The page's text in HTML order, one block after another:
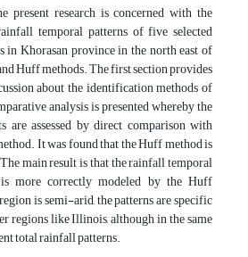
present research is concerned with the
temporal patterns of five selected
in Khorasan province in the north east of
Huff methods. The first section provides
about the identification methods of
analysis is presented whereby the
are assessed by direct comparison with
It was found that the Huff method is
main result is that the rainfall temporal
more correctly modeled by the Huff
is semi-arid, the patterns are specific
regions like Illinois, although in the same
total rainfall patterns.